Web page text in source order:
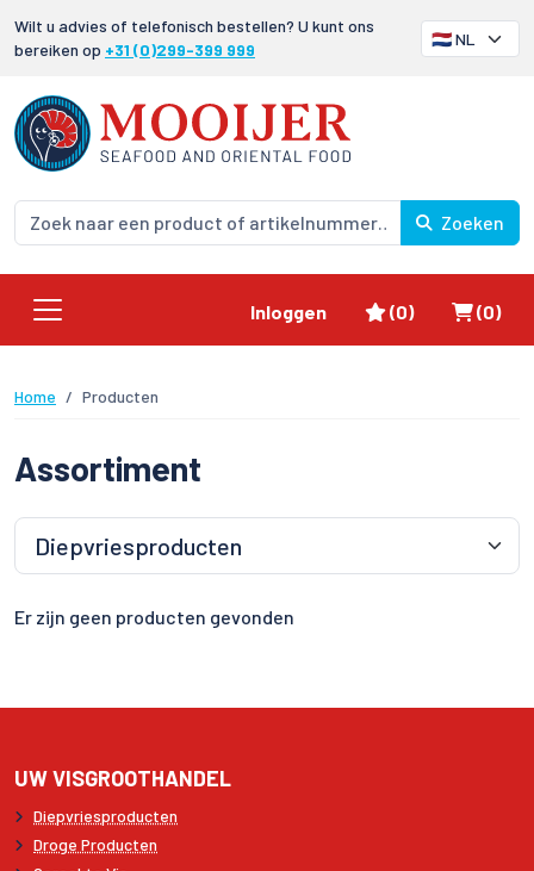
Wilt u advies of telefonisch bestellen? U kunt ons
bereiken op +31 (0)299-399 999
Zoeken
Inloggen Favorieten
(0) (0)
Home Producten
Assortiment
Er zijn geen producten gevonden
UW VISGROOTHANDEL
Diepvriesproducten
Droge Producten